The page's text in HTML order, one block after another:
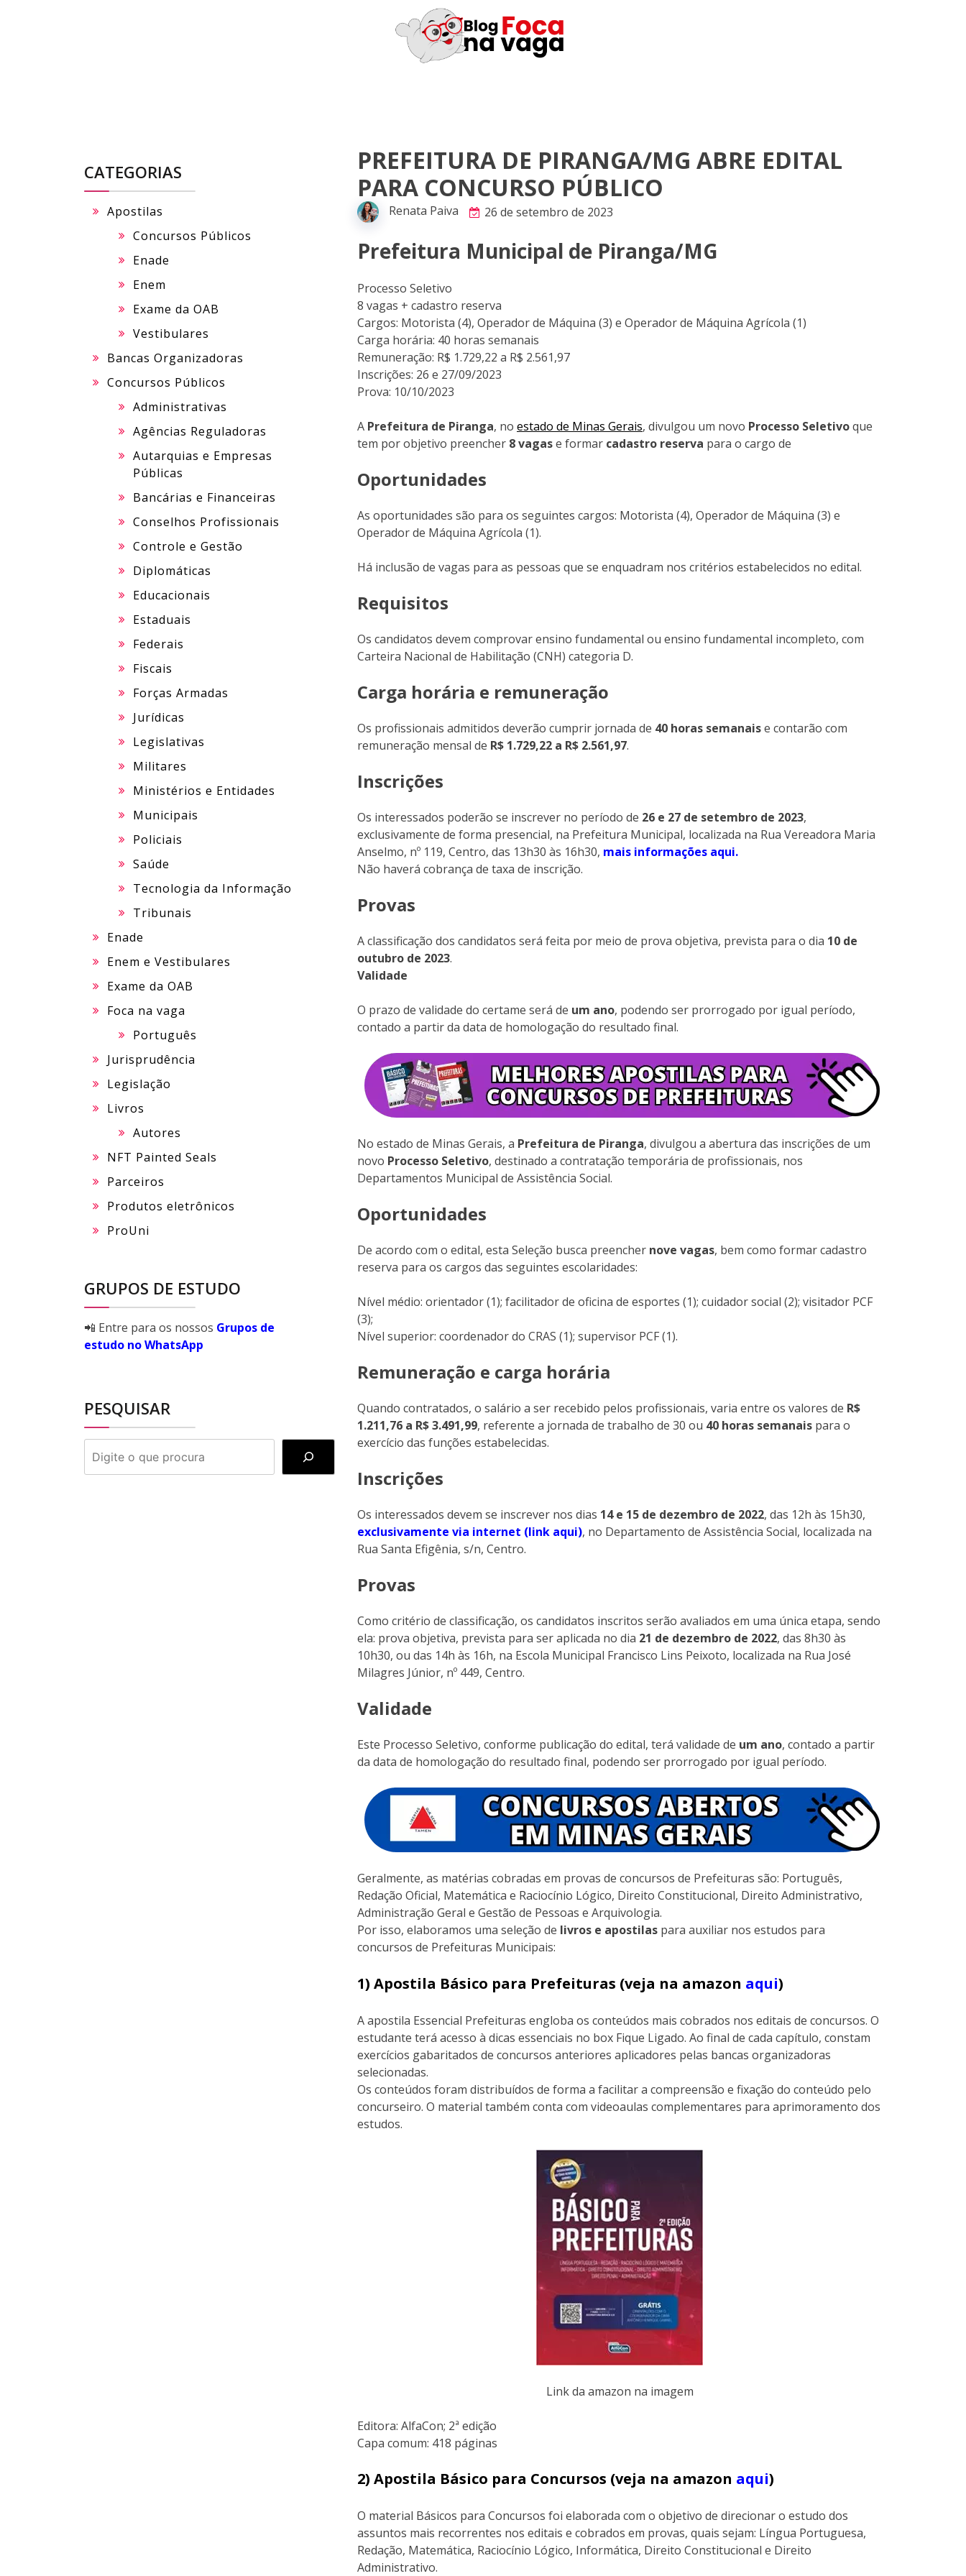
PREFEITURA DE PIRANGA/MG ABRE EDITAL
PARA CONCURSO PÚBLICO
Renata Paiva 26 de setembro de 2023
Prefeitura Municipal de Piranga/MG
Processo Seletivo
8 vagas + cadastro reserva
Cargos: Motorista (4), Operador de Máquina (3) e Operador de Máquina Agrícola (1)
Carga horária: 40 horas semanais
Remuneração: R$ 1.729,22 a R$ 2.561,97
Inscrições: 26 e 27/09/2023
Prova: 10/10/2023
A Prefeitura de Piranga, no estado de Minas Gerais, divulgou um novo Processo Seletivoque
tem por objetivo preencher 8 vagase formar cadastro reserva para o cargo de
Oportunidades
As oportunidades são para os seguintes cargos: Motorista (4), Operador de Máquina (3) e
Operador de Máquina Agrícola (1).
Há inclusão de vagas para as pessoas que se enquadram nos critérios estabelecidos no edital.
Requisitos
Os candidatos devem comprovar ensino fundamental ou ensino fundamental incompleto, com
Carteira Nacional de Habilitação (CNH) categoria D.
Carga horária e remuneração
Os profissionais admitidos deverão cumprir jornada de 40 horas semanaise contarão com
remuneração mensal de R$ 1.729,22 a R$ 2.561,97.
Inscrições
Os interessados poderão se inscrever no período de 26 e 27 de setembro de 2023,
exclusivamente de forma presencial, na Prefeitura Municipal, localizada na Rua Vereadora Maria
Anselmo, nº 119, Centro, das 13h30 às 16h30, mais informações aqui.
Não haverá cobrança de taxa de inscrição.
Provas
A classificação dos candidatos será feita por meio de prova objetiva, prevista para o dia 10 de
outubro de 2023.
Validade
O prazo de validade do certame será de um ano, podendo ser prorrogado por igual período,
contado a partir da data de homologação do resultado final.
No estado de Minas Gerais, a Prefeitura de Piranga, divulgou a abertura das inscrições de um
novo Processo Seletivo, destinado a contratação temporária de profissionais, nos
Departamentos Municipal de Assistência Social.
Oportunidades
De acordo com o edital, esta Seleção busca preencher nove vagas, bem como formar cadastro
reserva para os cargos das seguintes escolaridades:
Nível médio: orientador (1); facilitador de oficina de esportes (1); cuidador social (2); visitador PCF
(3);
Nível superior: coordenador do CRAS (1); supervisor PCF (1).
Remuneração e carga horária
Quando contratados, o salário a ser recebido pelos profissionais, varia entre os valores de R$
1.211,76 a R$ 3.491,99, referente a jornada de trabalho de 30 ou 40 horas semanais para o
exercício das funções estabelecidas.
Inscrições
Os interessados devem se inscrever nos dias 14 e 15 de dezembro de 2022, das 12h às 15h30,
exclusivamente via internet (link aqui), no Departamento de Assistência Social, localizada na
Rua Santa Efigênia, s/n, Centro.
Provas
Como critério de classificação, os candidatos inscritos serão avaliados em uma única etapa, sendo
ela: prova objetiva, prevista para ser aplicada no dia 21 de dezembro de 2022, das 8h30 às
10h30, ou das 14h às 16h, na Escola Municipal Francisco Lins Peixoto, localizada na Rua José
Milagres Júnior, nº 449, Centro.
Validade
Este Processo Seletivo, conforme publicação do edital, terá validade de um ano, contado a partir
da data de homologação do resultado final, podendo ser prorrogado por igual período.
Geralmente, as matérias cobradas em provas de concursos de Prefeituras são: Português,
Redação Oficial, Matemática e Raciocínio Lógico, Direito Constitucional, Direito Administrativo,
Administração Geral e Gestão de Pessoas e Arquivologia.
Por isso, elaboramos uma seleção de livros e apostilas para auxiliar nos estudos para
concursos de Prefeituras Municipais:
1) Apostila Básico para Prefeituras (veja na amazon aqui)
A apostila Essencial Prefeituras engloba os conteúdos mais cobrados nos editais de concursos. O
estudante terá acesso à dicas essenciais no box Fique Ligado. Ao final de cada capítulo, constam
exercícios gabaritados de concursos anteriores aplicadores pelas bancas organizadoras
selecionadas.
Os conteúdos foram distribuídos de forma a facilitar a compreensão e fixação do conteúdo pelo
concurseiro. O material também conta com videoaulas complementares para aprimoramento dos
estudos.
Link da amazon na imagem
Editora:‎ AlfaCon; 2ª edição
Capa comum:‎ 418 páginas
2) Apostila Básico para Concursos (veja na amazon aqui)
O material Básicos para Concursos foi elaborada com o objetivo de direcionar o estudo dos
assuntos mais recorrentes nos editais e cobrados em provas, quais sejam: Língua Portuguesa,
Redação, Matemática, Raciocínio Lógico, Informática, Direito Constitucional e Direito
Administrativo.
CATEGORIAS
Apostilas
Concursos Públicos
Enade
Enem
Exame da OAB
Vestibulares
Bancas Organizadoras
Concursos Públicos
Administrativas
Agências Reguladoras
Autarquias e Empresas
Públicas
Bancárias e Financeiras
Conselhos Profissionais
Controle e Gestão
Diplomáticas
Educacionais
Estaduais
Federais
Fiscais
Forças Armadas
Jurídicas
Legislativas
Militares
Ministérios e Entidades
Municipais
Policiais
Saúde
Tecnologia da Informação
Tribunais
Enade
Enem e Vestibulares
Exame da OAB
Foca na vaga
Português
Jurisprudência
Legislação
Livros
Autores
NFT Painted Seals
Parceiros
Produtos eletrônicos
ProUni
GRUPOS DE ESTUDO
📲 Entre para os nossos Grupos de
estudo no WhatsApp
PESQUISAR
PESQUISAR